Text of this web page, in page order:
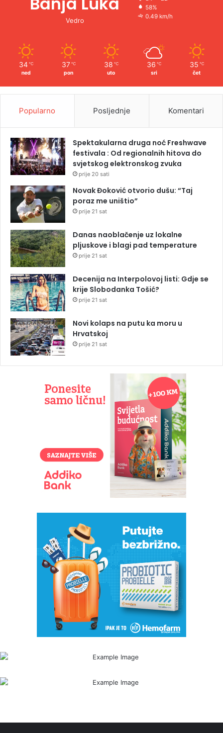
Vedro
58%
0.49 km/h
34 ℃
ned
37 ℃
pon
38 ℃
uto
36 ℃
sri
35 ℃
čet
Popularno Posljednje Komentari
Spektakularna druga noć Freshwave
festivala : Od regionalnih hitova do
svjetskog elektronskog zvuka
prije 20 sati
Novak Đoković otvorio dušu: “Taj
poraz me uništio”
prije 21 sat
Danas naoblačenje uz lokalne
pljuskove i blagi pad temperature
prije 21 sat
Decenija na Interpolovoj listi: Gdje se
krije Slobodanka Tošić?
prije 21 sat
Novi kolaps na putu ka moru u
Hrvatskoj
prije 21 sat